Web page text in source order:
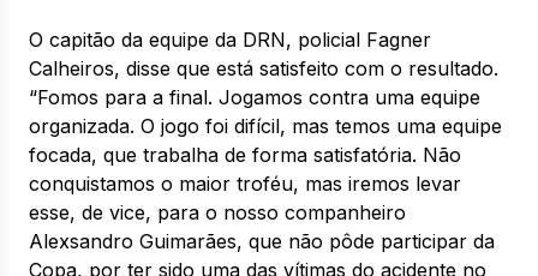
O capitão da equipe da DRN, policial Fagner
Calheiros, disse que está satisfeito com o resultado.
“Fomos para a final. Jogamos contra uma equipe
organizada. O jogo foi difícil, mas temos uma equipe
focada, que trabalha de forma satisfatória. Não
conquistamos o maior troféu, mas iremos levar
esse, de vice, para o nosso companheiro
Alexsandro Guimarães, que não pôde participar da
Copa, por ter sido uma das vítimas do acidente no